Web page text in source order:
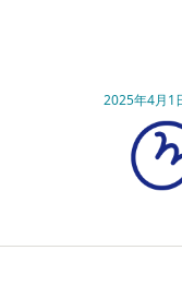
2025年4月1日